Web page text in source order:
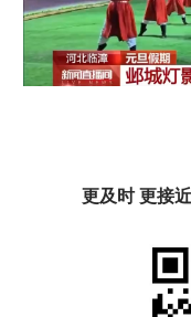
更及时 更接